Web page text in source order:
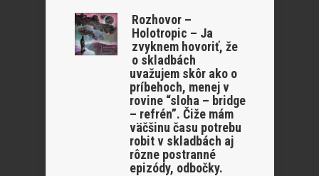
Rozhovor –
Holotropic – Ja
zvyknem hovoriť, že
o skladbách
uvažujem skôr ako o
príbehoch, menej v
rovine “sloha – bridge
– refrén”. Čiže mám
väčšinu času potrebu
robit v skladbách aj
rôzne postranné
epizódy, odbočky.